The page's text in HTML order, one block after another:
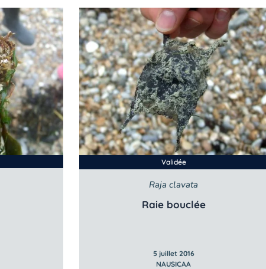
Validée
Raja clavata
Raie bouclée
5 juillet 2016
NAUSICAA